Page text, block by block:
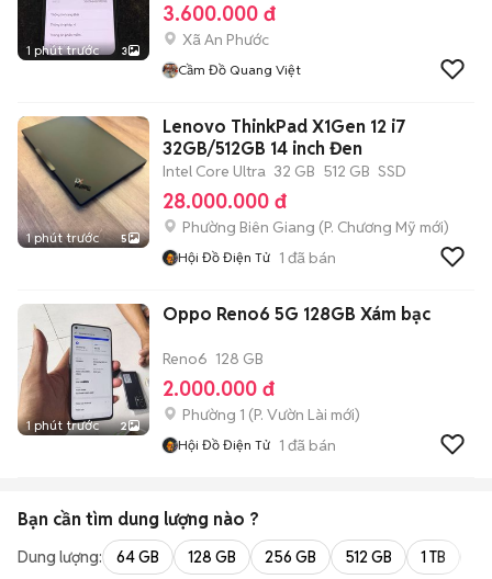
1 phút trước 3
3.600.000 đ
Xã An Phước
Cầm Đồ Quang Việt
1 phút trước 5
Lenovo ThinkPad X1Gen 12 i7
32GB/512GB 14 inch Đen
Intel Core Ultra 32 GB 512 GB SSD
28.000.000 đ
Phường Biên Giang (P. Chương Mỹ mới)
Hội Đồ Điện Tử 1 đã bán
1 phút trước 2
Oppo Reno6 5G 128GB Xám bạc
Reno6 128 GB
2.000.000 đ
Phường 1 (P. Vườn Lài mới)
Hội Đồ Điện Tử 1 đã bán
Bạn cần tìm dung lượng nào ?
Dung lượng: 64 GB 128 GB 256 GB 512 GB 1 TB